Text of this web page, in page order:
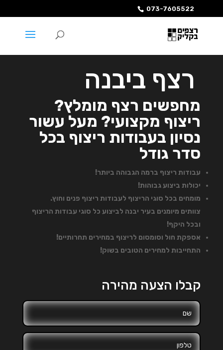
073-7605522
רצף ביבנה
מחפשים רצף מומלץ?
ריצוף מקצועי? מעל עשור
נסיון בעבודות ריצוף בכל
סדר גודל
עבודות ריצוף ברמה הגבוהה ביותר!
יכולות ביצוע גבוהות!
מומחים בכל סוגי הריצוף לעבודות ריצוף פנים וחוץ.
צוותים מיומנים בעיר יבנה לביצוע כל סוגי עבודות הריצוף
ובכל היקף!
אספקת חול וסומסום לריצוף במחירים תחרותיים!
התחייבות למחירים הטובים בשוק!
קבלו הצעה מהירה